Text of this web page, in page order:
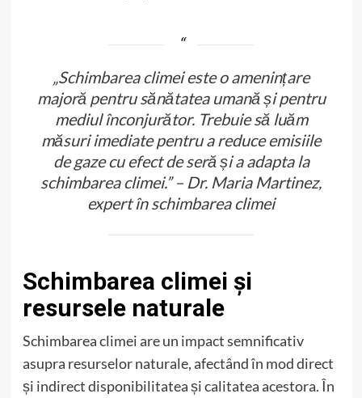
„Schimbarea climei este o amenințare
majoră pentru sănătatea umană și pentru
mediul înconjurător. Trebuie să luăm
măsuri imediate pentru a reduce emisiile
de gaze cu efect de seră și a adapta la
schimbarea climei.” – Dr. Maria Martinez,
expert în schimbarea climei
Schimbarea climei și
resursele naturale
Schimbarea climei are un impact semnificativ
asupra resurselor naturale, afectând în mod direct
și indirect disponibilitatea și calitatea acestora. În